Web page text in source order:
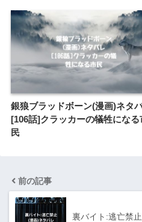
銀狼ブラッドボーン(漫画)ネタ
[106話]クラッカーの犠牲になる
民
前の記事
裏バイト:逃亡禁